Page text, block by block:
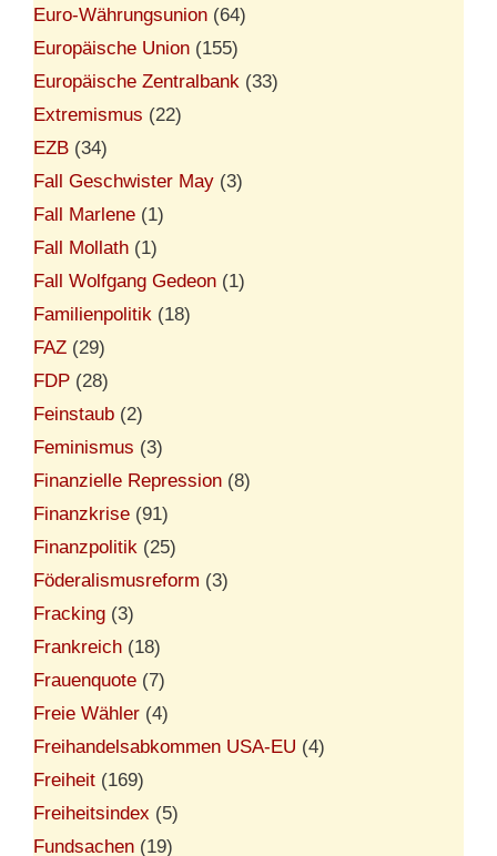
Euro-Währungsunion (64)
Europäische Union (155)
Europäische Zentralbank (33)
Extremismus (22)
EZB (34)
Fall Geschwister May (3)
Fall Marlene (1)
Fall Mollath (1)
Fall Wolfgang Gedeon (1)
Familienpolitik (18)
FAZ (29)
FDP (28)
Feinstaub (2)
Feminismus (3)
Finanzielle Repression (8)
Finanzkrise (91)
Finanzpolitik (25)
Föderalismusreform (3)
Fracking (3)
Frankreich (18)
Frauenquote (7)
Freie Wähler (4)
Freihandelsabkommen USA-EU (4)
Freiheit (169)
Freiheitsindex (5)
Fundsachen (19)